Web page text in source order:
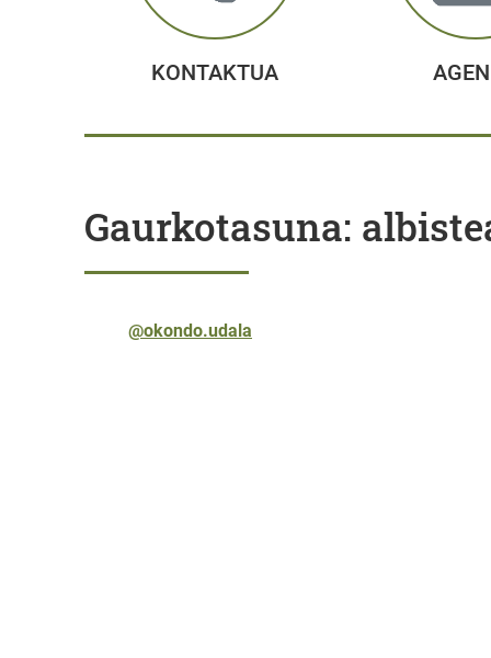
KONTAKTUA
Gaurkotasuna:
@okondo.udala